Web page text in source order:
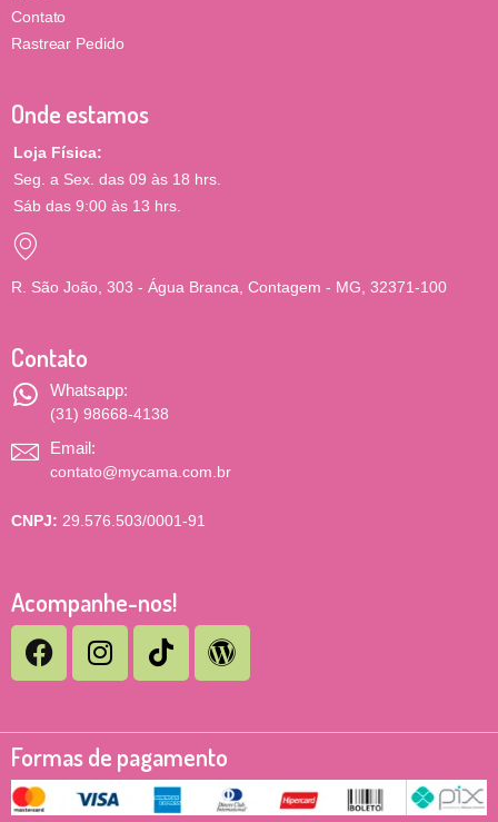
Contato
Rastrear Pedido
Onde estamos
Loja Física:
Seg. a Sex. das 09 às 18 hrs.
Sáb das 9:00 às 13 hrs.
R. São João, 303 - Água Branca, Contagem - MG, 32371-100
Contato
Whatsapp:
(31) 98668-4138
Email:
contato@mycama.com.br
CNPJ: 29.576.503/0001-91
Acompanhe-nos!
Formas de pagamento